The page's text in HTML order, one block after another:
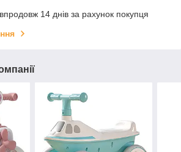
14 днів за рахунок покупця